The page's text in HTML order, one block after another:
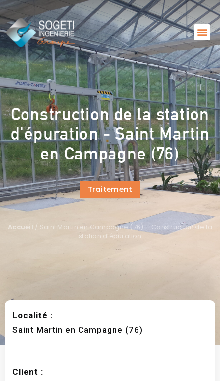
Construction de la station
d'épuration - Saint Martin
en Campagne (76)
Traitement
Accueil / Saint Martin en Campagne (76) – Construction de la
station d’épuration
Localité :
Saint Martin en Campagne (76)
Client :